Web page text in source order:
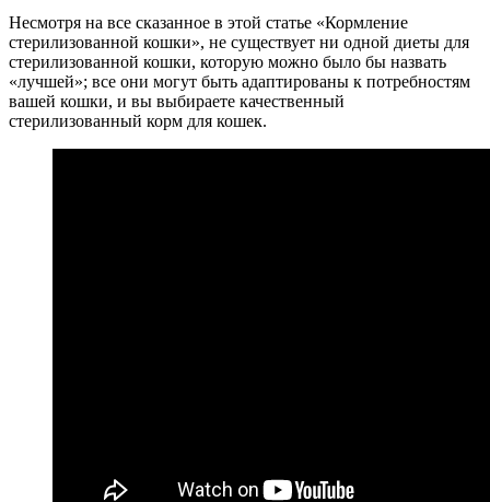
Несмотря на все сказанное в этой статье «Кормление
стерилизованной кошки», не существует ни одной диеты для
стерилизованной кошки, которую можно было бы назвать
«лучшей»; все они могут быть адаптированы к потребностям
вашей кошки, и вы выбираете качественный
стерилизованный корм для кошек.